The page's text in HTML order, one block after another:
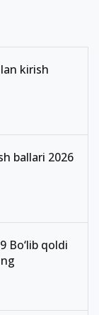
kirish
ballari 2026
Bo‘lib qoldi